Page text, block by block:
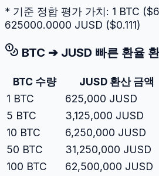
* 기준 정합 평가 가치: 1 BTC ($
625000.0000 JUSD ($0.111)
BTC ➔ JUSD 빠른 환율
BTC 수량 JUSD 환산 금액
1 BTC 625,000 JUSD
5 BTC 3,125,000 JUSD
10 BTC 6,250,000 JUSD
50 BTC 31,250,000 JUSD
100 BTC 62,500,000 JUSD